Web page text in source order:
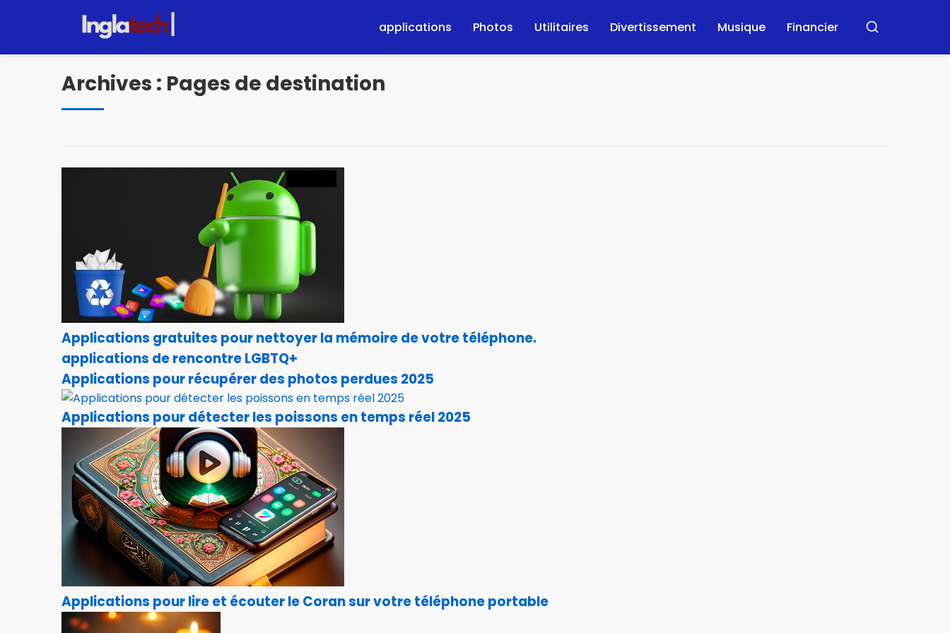
applications Photos Utilitaires Divertissement Musique Financier Rechercher
Archives : Pages de destination
Applications gratuites pour nettoyer la mémoire de votre téléphone.
applications de rencontre LGBTQ+
Applications pour récupérer des photos perdues 2025
Applications pour détecter les poissons en temps réel 2025
Applications pour lire et écouter le Coran sur votre téléphone portable